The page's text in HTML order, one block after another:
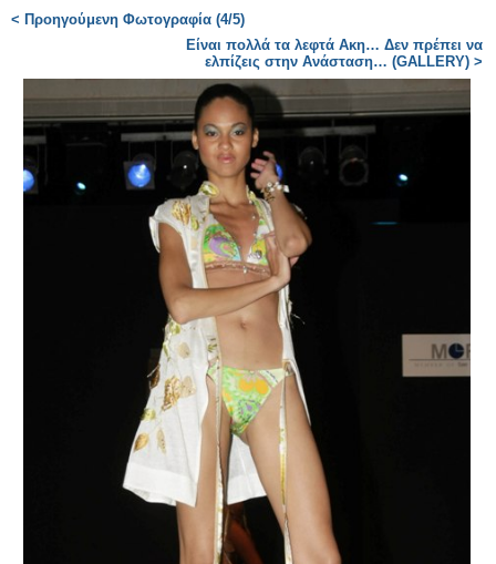
< Προηγούμενη Φωτογραφία (4/5)
Είναι πολλά τα λεφτά Ακη… Δεν πρέπει να
ελπίζεις στην Ανάσταση… (GALLERY) >